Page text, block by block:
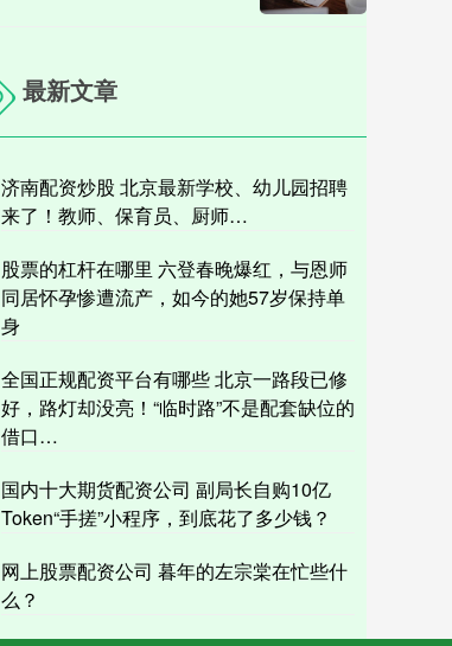
最新文章
济南配资炒股 北京最新学校、幼儿园招聘
来了！教师、保育员、厨师…
股票的杠杆在哪里 六登春晚爆红，与恩师
同居怀孕惨遭流产，如今的她57岁保持单
身
全国正规配资平台有哪些 北京一路段已修
好，路灯却没亮！“临时路”不是配套缺位的
借口…
国内十大期货配资公司 副局长自购10亿
Token“手搓”小程序，到底花了多少钱？
网上股票配资公司 暮年的左宗棠在忙些什
么？